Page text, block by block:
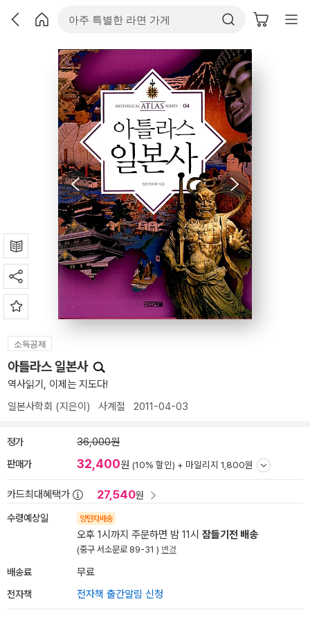
소득공제
아틀라스 일본사
역사읽기, 이제는 지도다!
일본사학회 (지은이) 사계절 2011-04-03
정가 36,000원
판매가 32,400원 (10% 할인) + 마일리지 1,800원
카드최대혜택가 27,540원
수령예상일 양탄자배송
오후 1시까지 주문하면 밤 11시 잠들기전 배송
(중구 서소문로 89-31 ) 변경
배송료 무료
전자책 전자책 출간알림 신청